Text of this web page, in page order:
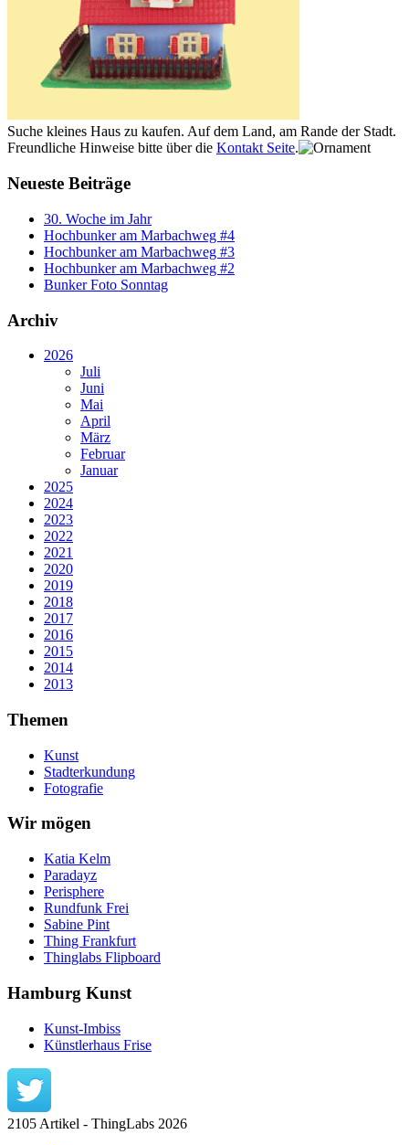
Suche kleines Haus zu kaufen. Auf dem Land, am Rande der Stadt.
Freundliche Hinweise bitte über die Kontakt Seite.
Neueste Beiträge
30. Woche im Jahr
Hochbunker am Marbachweg #4
Hochbunker am Marbachweg #3
Hochbunker am Marbachweg #2
Bunker Foto Sonntag
Archiv
2026
Juli
Juni
Mai
April
März
Februar
Januar
2025
2024
2023
2022
2021
2020
2019
2018
2017
2016
2015
2014
2013
Themen
Kunst
Stadterkundung
Fotografie
Wir mögen
Katia Kelm
Paradayz
Perisphere
Rundfunk Frei
Sabine Pint
Thing Frankfurt
Thinglabs Flipboard
Hamburg Kunst
Kunst-Imbiss
Künstlerhaus Frise
2105 Artikel - ThingLabs 2026